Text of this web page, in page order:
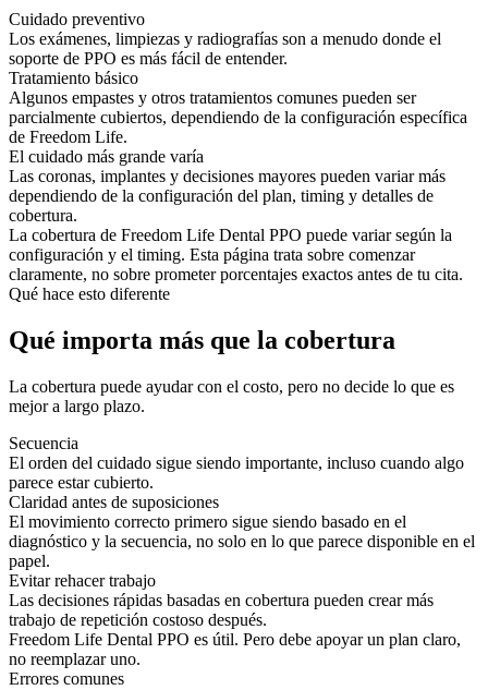
Cuidado preventivo
Los exámenes, limpiezas y radiografías son a menudo donde el
soporte de PPO es más fácil de entender.
Tratamiento básico
Algunos empastes y otros tratamientos comunes pueden ser
parcialmente cubiertos, dependiendo de la configuración específica
de Freedom Life.
El cuidado más grande varía
Las coronas, implantes y decisiones mayores pueden variar más
dependiendo de la configuración del plan, timing y detalles de
cobertura.
La cobertura de Freedom Life Dental PPO puede variar según la
configuración y el timing. Esta página trata sobre comenzar
claramente, no sobre prometer porcentajes exactos antes de tu cita.
Qué hace esto diferente
Qué importa más que la cobertura
La cobertura puede ayudar con el costo, pero no decide lo que es
mejor a largo plazo.
Secuencia
El orden del cuidado sigue siendo importante, incluso cuando algo
parece estar cubierto.
Claridad antes de suposiciones
El movimiento correcto primero sigue siendo basado en el
diagnóstico y la secuencia, no solo en lo que parece disponible en el
papel.
Evitar rehacer trabajo
Las decisiones rápidas basadas en cobertura pueden crear más
trabajo de repetición costoso después.
Freedom Life Dental PPO es útil. Pero debe apoyar un plan claro,
no reemplazar uno.
Errores comunes